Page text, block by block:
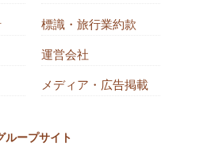
標識・旅行業約款
運営会社
メディア・広告掲載
ループサイト